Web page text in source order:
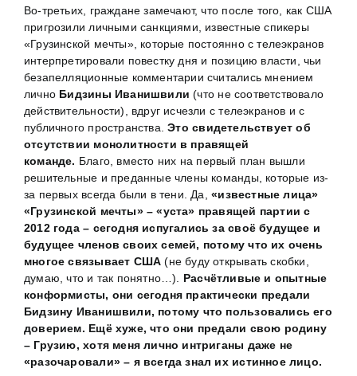
Во-третьих, граждане замечают, что после того, как США
пригрозили личными санкциями, известные спикеры
«Грузинской мечты», которые постоянно с телеэкранов
интерпретировали повестку дня и позицию власти, чьи
безапелляционные комментарии считались мнением
лично Бидзины Иванишвили (что не соответствовало
действительности), вдруг исчезли с телеэкранов и с
публичного пространства.Это свидетельствует об
отсутствии монолитности в правящей
команде. Благо, вместо них на первый план вышли
решительные и преданные члены команды, которые из-
за первых всегда были в тени. Да,«известные лица»
«Грузинской мечты» – «уста» правящей партии с
2012 года – сегодня испугались за своё будущее и
будущее членов своих семей, потому что их очень
многое связывает США (не буду открывать скобки,
думаю, что и так понятно…). Расчётливые и опытные
конформисты, они сегодня практически предали
Бидзину Иванишвили, потому что пользовались его
доверием. Ещё хуже, что они предали свою родину
– Грузию, хотя меня лично интриганы даже не
«разочаровали» – я всегда знал их истинное лицо.